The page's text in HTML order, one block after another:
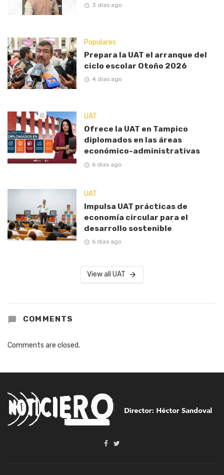
3 días ago
Populares
Prepara la UAT el arranque del
ciclo escolar Otoño 2026
4 días ago
UAT
Ofrece la UAT en Tampico
diplomados en las áreas
económico-administrativas
6 días ago
UAT
Impulsa UAT prácticas de
economía circular para el
desarrollo sostenible
6 días ago
View all UAT
COMMENTS
Comments are closed.